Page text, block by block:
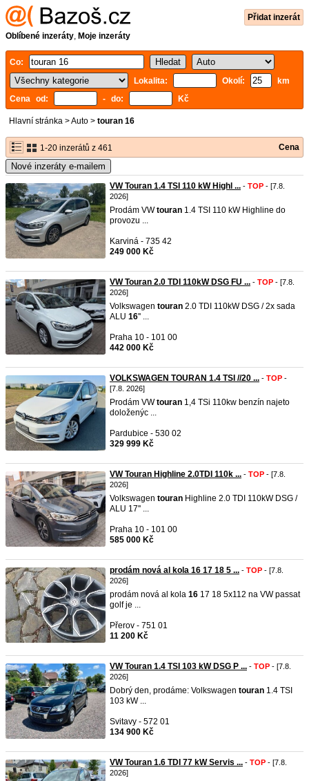
Přidat inzerát
Oblíbené inzeráty, Moje inzeráty
Co:
Lokalita:
Okolí:
km
Cena od:
- do: Kč
Hlavní stránka >Auto > touran 16
1-20 inzerátů z 461 Cena
Nové inzeráty e-mailem
VW Touran 1.4 TSI 110 kW Highl ... - TOP - [7.8.
2026]
Prodám VWtouran 1.4 TSI 110 kW Highline do
provozu ...
Karviná - 735 42
249 000 Kč
VW Touran 2.0 TDI 110kW DSG FU ... - TOP - [7.8.
2026]
Volkswagen touran 2.0 TDI 110kW DSG / 2x sada
ALU 16'' ...
Praha 10 - 101 00
442 000 Kč
VOLKSWAGEN TOURAN 1.4 TSI //20 ... - TOP -
[7.8. 2026]
Prodám VWtouran 1,4 TSi 110kw benzín najeto
doloženýc ...
Pardubice - 530 02
329 999 Kč
VW Touran Highline 2.0TDI 110k ... - TOP - [7.8.
2026]
Volkswagen touran Highline 2.0 TDI 110kW DSG /
ALU 17'' ...
Praha 10 - 101 00
585 000 Kč
prodám nová al kola 16 17 18 5 ... - TOP - [7.8.
2026]
prodám nová al kola 16 17 18 5x112 na VW passat
golf je ...
Přerov - 751 01
11 200 Kč
VW Touran 1.4 TSI 103 kW DSG P ... - TOP - [7.8.
2026]
Dobrý den, prodáme: Volkswagen touran 1.4 TSI
103 kW ...
Svitavy - 572 01
134 900 Kč
VW Touran 1.6 TDI 77 kW Servis ... - TOP - [7.8.
2026]